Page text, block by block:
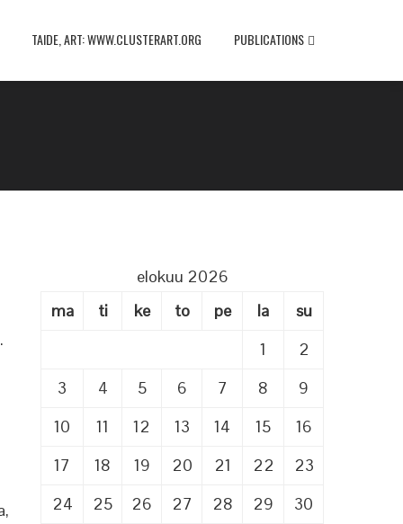
TAIDE, ART: WWW.CLUSTERART.ORG PUBLICATIONS
elokuu 2026
ma
ti ke to pe la
su
1
2
3
4 5 6 7 8
9
10
11 12 13 14 15
16
17
18 19 20 21 22
23
24
25 26 27 28 29
30